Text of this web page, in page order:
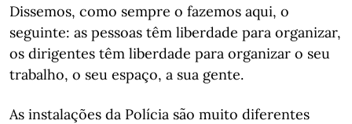
Dissemos, como sempre o fazemos aqui, o
seguinte: as pessoas têm liberdade para organizar,
os dirigentes têm liberdade para organizar o seu
trabalho, o seu espaço, a sua gente.
As instalações da Polícia são muito diferentes